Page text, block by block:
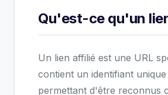
Qu'est-ce qu'un
Un lien affilié est une URL
contient un identifiant
permettant d'être reconnus